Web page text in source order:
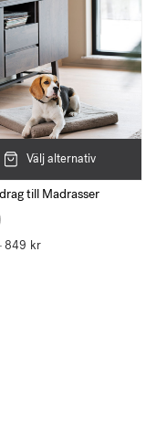
Välj alternativ
till Madrasser
849 krPrisintervall: